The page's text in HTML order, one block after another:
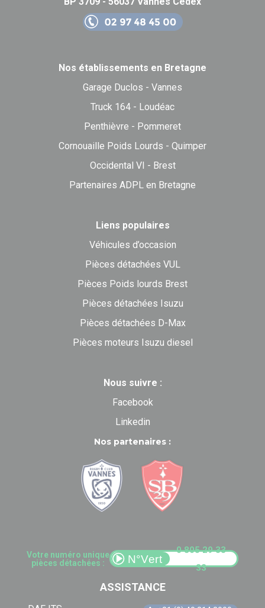
Nos établissements en Bretagne
Garage Duclos - Vannes
Truck 164 - Loudéac
Penthièvre - Pommeret
Cornouaille Poids Lourds - Quimper
Occidental VI - Brest
Partenaires ADPL en Bretagne
Liens populaires
Véhicules d’occasion
Pièces détachées VUL
Pièces Poids lourds Brest
Pièces détachées Isuzu
Pièces détachées D-Max
Pièces moteurs Isuzu diesel
Nous suivre :
Facebook
Linkedin
Nos partenaires :
Votre numéro unique
pièces détachées :
0 805 29 33
33
ASSISTANCE